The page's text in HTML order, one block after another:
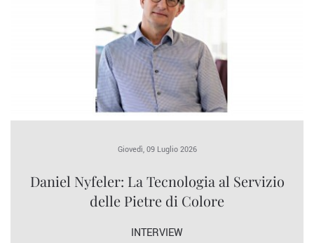
Giovedì, 09 Luglio 2026
Daniel Nyfeler: La Tecnologia al Servizio
delle Pietre di Colore
INTERVIEW